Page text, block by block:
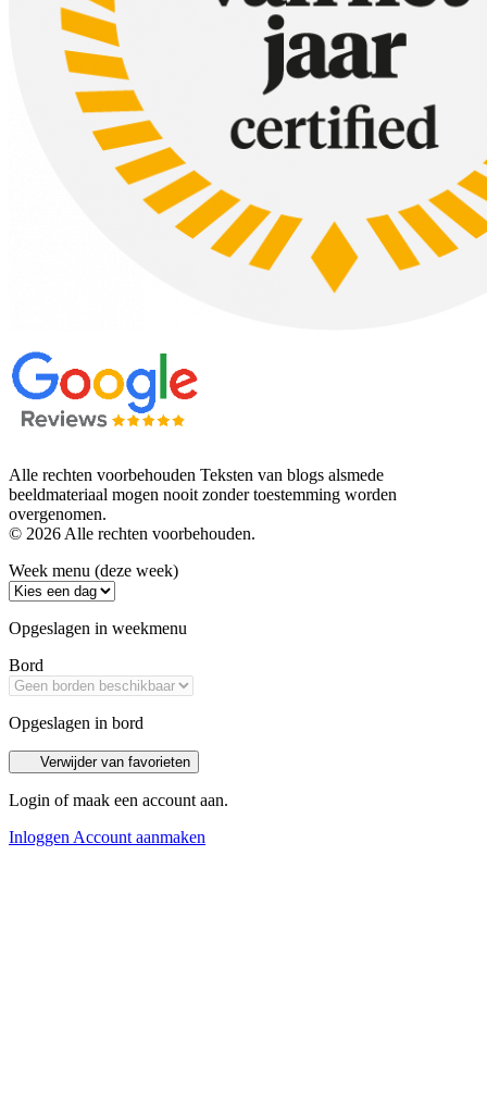
Alle rechten voorbehouden Teksten van blogs alsmede
beeldmateriaal mogen nooit zonder toestemming worden
overgenomen.
© 2026 Alle rechten voorbehouden.
Week menu (deze week)
Opgeslagen in weekmenu
Bord
Opgeslagen in bord
Verwijder van favorieten
Login of maak een account aan.
Inloggen Account aanmaken